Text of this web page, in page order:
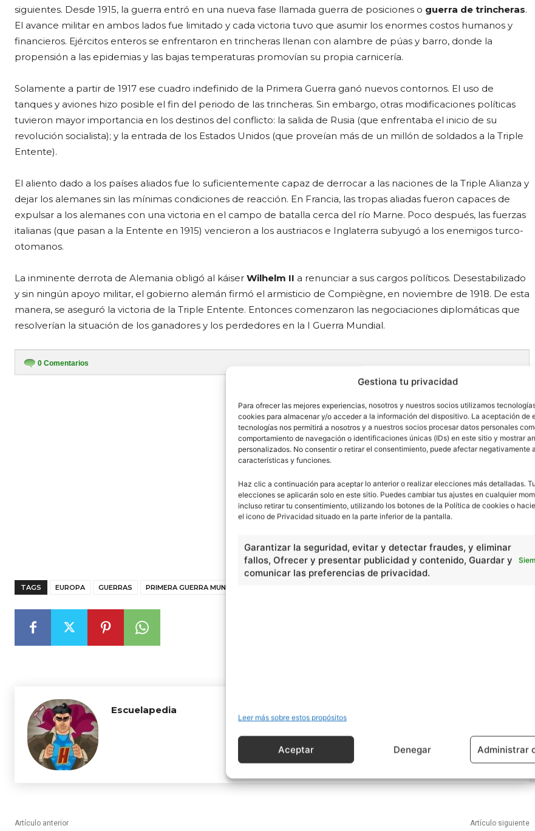
Gestiona tu privacidad
Para ofrecer las mejores experiencias, nosotros y nuestros socios utilizamos
cookies para almacenar y/o acceder a la información del dispositivo. La aceptación de
tecnologías nos permitirá a nosotros y a nuestros socios procesar datos personales
comportamiento de navegación o identificaciones únicas (IDs) en este sitio y mostrar
personalizados. No consentir o retirar el consentimiento, puede afectar negativamente
características y funciones.
Haz clic a continuación para aceptar lo anterior o realizar elecciones más detalladas.
elecciones se aplicarán solo en este sitio. Puedes cambiar tus ajustes en cualquier
incluso retirar tu consentimiento, utilizando los botones de la Política de cookies o
el icono de Privacidad situado en la parte inferior de la pantalla.
Garantizar la seguridad, evitar y detectar fraudes, y eliminar
fallos, Ofrecer y presentar publicidad y contenido, Guardar y
comunicar las preferencias de privacidad.
Leer más sobre estos propósitos
Aceptar Denegar Administrar
siguientes. Desde 1915, la guerra entró en una nueva fase llamada guerra de posiciones o guerra de trincheras.
El avance militar en ambos lados fue limitado y cada victoria tuvo que asumir los enormes costos humanos y
financieros. Ejércitos enteros se enfrentaron en trincheras llenan con alambre de púas y barro, donde la
propensión a las epidemias y las bajas temperaturas promovían su propia carnicería.
Solamente a partir de 1917 ese cuadro indefinido de la Primera Guerra ganó nuevos contornos. El uso de
tanques y aviones hizo posible el fin del periodo de las trincheras. Sin embargo, otras modificaciones políticas
tuvieron mayor importancia en los destinos del conflicto: la salida de Rusia (que enfrentaba el inicio de su
revolución socialista); y la entrada de los Estados Unidos (que proveían más de un millón de soldados a la Triple
Entente).
El aliento dado a los países aliados fue lo suficientemente capaz de derrocar a las naciones de la Triple Alianza y
dejar los alemanes sin las mínimas condiciones de reacción. En Francia, las tropas aliadas fueron capaces de
expulsar a los alemanes con una victoria en el campo de batalla cerca del río Marne. Poco después, las fuerzas
italianas (que pasan a la Entente en 1915) vencieron a los austriacos e Inglaterra subyugó a los enemigos turco-
otomanos.
La inminente derrota de Alemania obligó al káiser Wilhelm II a renunciar a sus cargos políticos. Desestabilizado
y sin ningún apoyo militar, el gobierno alemán firmó el armisticio de Compiègne, en noviembre de 1918. De esta
manera, se aseguró la victoria de la Triple Entente. Entonces comenzaron las negociaciones diplomáticas que
resolverían la situación de los ganadores y los perdedores en la I Guerra Mundial.
0 Comentarios
TAGS EUROPA GUERRAS PRIMERA GUERRA MUNDIAL
Escuelapedia
Artículo anterior Artículo siguiente